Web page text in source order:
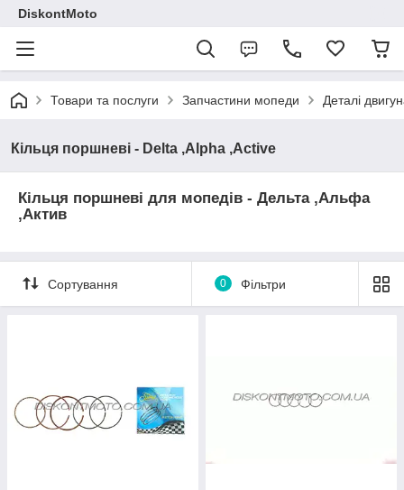
DiskontMoto
Товари та послуги Запчастини мопеди Деталі
Кільця поршневі - Delta ,Alpha ,Active
Кільця поршневі для мопедів - Дельта ,Альфа
,Актив
Сортування 0 Фільтри